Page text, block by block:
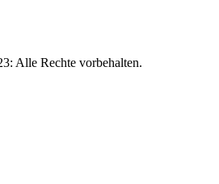
Alle Rechte vorbehalten.